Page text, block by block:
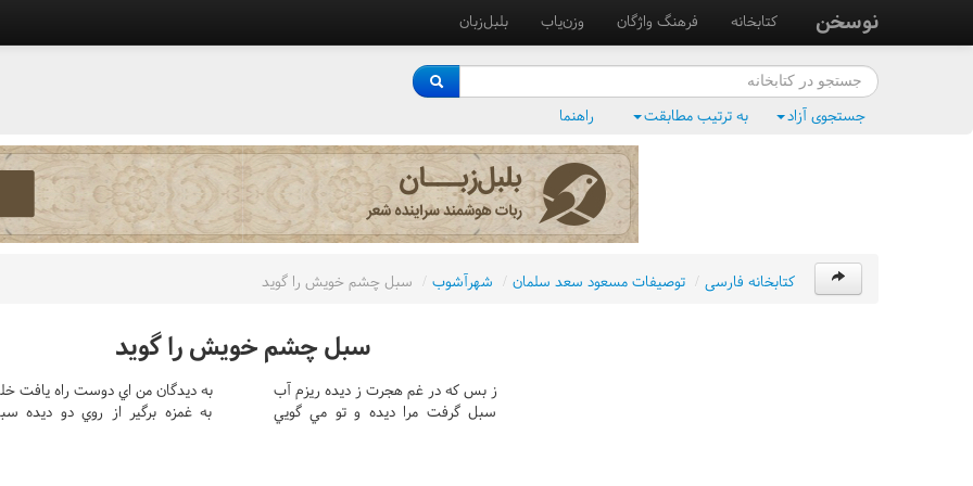
نوسخن کتابخانه فرهنگ واژگان وزن‌یاب بلبل‌زبان
جستجوی آزاد به ترتیب مطابقت راهنما
کتابخانه فارسی / توصيفات مسعود سعد سلمان / شهرآشوب / سبل چشم خويش را گويد
سبل چشم خويش را گويد
ز بس که در غم هجرت ز ديده ريزم آب
به ديدگان من اي دوست راه يافت
سبل گرفت مرا ديده و تو مي گويي
به غمزه برگير از روي دو ديده